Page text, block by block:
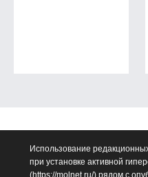
Использование
при установке активной
(https://molnet.ru/) рядом с